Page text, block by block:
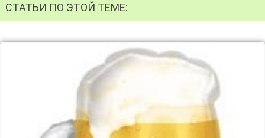
СТАТЬИ ПО ЭТОЙ ТЕМЕ: